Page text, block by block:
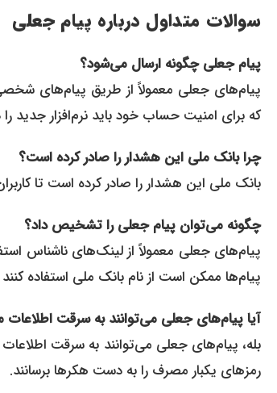
سوالات متداول درباره پیام جعلی
پیام جعلی چگونه ارسال می‌شود؟
پیام‌های جعلی معمولاً از طریق پیام‌های
که برای امنیت حساب خود باید نرم‌افزار جدید را
چرا بانک ملی این هشدار را صادر کرده است؟
بانک ملی این هشدار را صادر کرده است تا
چگونه می‌توان پیام جعلی را تشخیص داد؟
پیام‌های جعلی معمولاً از لینک‌های ناشناس
پیام‌ها ممکن است از نام بانک ملی استفاده
آیا پیام‌های جعلی می‌توانند به سرقت اطلاعات
بله، پیام‌های جعلی می‌توانند به سرقت
رمز‌های یکبار مصرف را به دست هکرها برسانند.